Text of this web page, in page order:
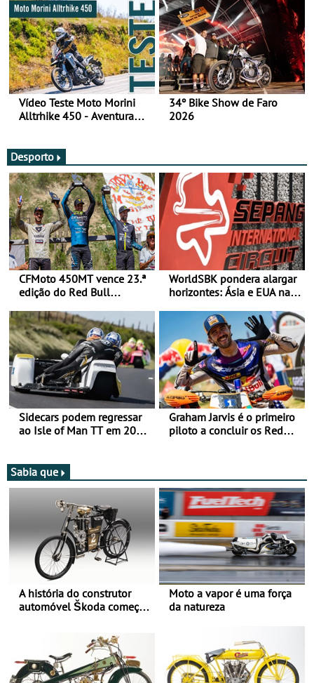
Vídeo Teste Moto Morini
Alltrhike 450 - Aventura
34º Bike Show de Faro
2026
Desporto
CFMoto 450MT vence 23.ª
edição do Red Bull
Categorias Adventure -
Vitória na Ultimate, Core e
Lite
WorldSBK pondera alargar
horizontes: Ásia e EUA na
Sidecars podem regressar
ao Isle of Man TT em 2027
Graham Jarvis é o primeiro
piloto a concluir os Red
Sabia que
A história do construtor
automóvel Škoda começou
Moto a vapor é uma força
da natureza